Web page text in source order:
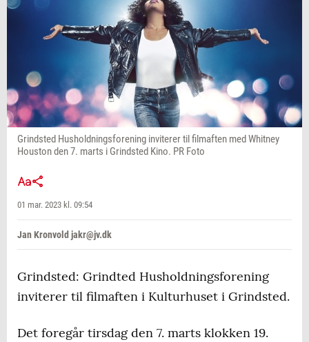
Grindsted Husholdningsforening inviterer til filmaften med Whitney
Houston den 7. marts i Grindsted Kino. PR Foto
01 mar. 2023 kl. 09:54
Jan Kronvold jakr@jv.dk
Grindsted: Grindted Husholdningsforening
inviterer til filmaften i Kulturhuset i Grindsted.
Det foregår tirsdag den 7. marts klokken 19.